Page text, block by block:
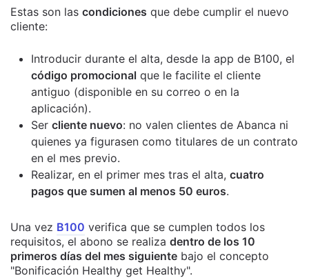
Estas son las condiciones que debe cumplir el nuevo
cliente:
Introducir durante el alta, desde la app de B100, el
código promocional que le facilite el cliente
antiguo (disponible en su correo o en la
aplicación).
Ser cliente nuevo: no valen clientes de Abanca ni
quienes ya figurasen como titulares de un contrato
en el mes previo.
Realizar, en el primer mes tras el alta, cuatro
pagos que sumen al menos 50 euros.
Una vez B100 verifica que se cumplen todos los
requisitos, el abono se realiza dentro de los 10
primeros días del mes siguiente bajo el concepto
"Bonificación Healthy get Healthy".